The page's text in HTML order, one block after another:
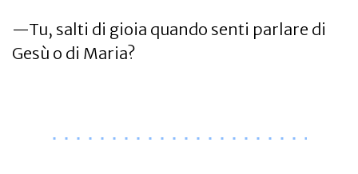
—Tu, salti di gioia quando senti parlare di
Gesù o di Maria?